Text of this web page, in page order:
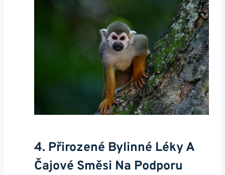
4. Přirozené ​bylinné ⁢léky⁣ A
Čajové⁣ Směsi Na ⁤podporu‌